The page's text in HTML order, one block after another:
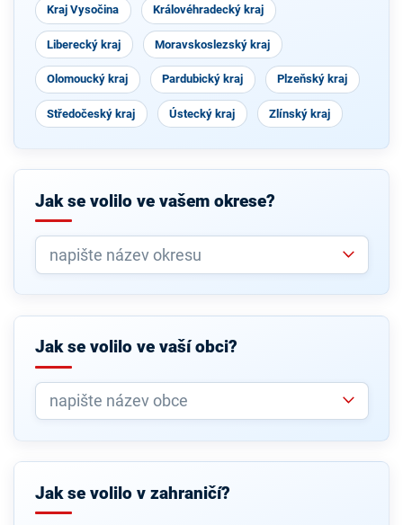
Kraj Vysočina Královéhradecký kraj
Liberecký kraj Moravskoslezský kraj
Olomoucký kraj Pardubický kraj Plzeňský kraj
Středočeský kraj Ústecký kraj Zlínský kraj
Jak se volilo ve vašem okrese?
Jak se volilo ve vaší obci?
Jak se volilo v zahraničí?